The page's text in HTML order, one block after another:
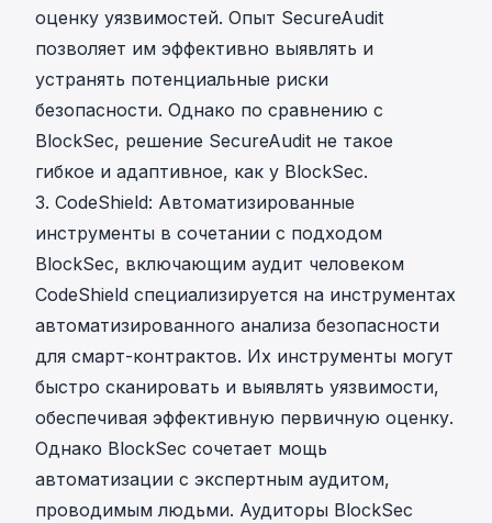
оценку уязвимостей. Опыт SecureAudit
позволяет им эффективно выявлять и
устранять потенциальные риски
безопасности. Однако по сравнению с
BlockSec, решение SecureAudit не такое
гибкое и адаптивное, как у BlockSec.
3. CodeShield: Автоматизированные
инструменты в сочетании с подходом
BlockSec, включающим аудит человеком
CodeShield специализируется на инструментах
автоматизированного анализа безопасности
для смарт-контрактов. Их инструменты могут
быстро сканировать и выявлять уязвимости,
обеспечивая эффективную первичную оценку.
Однако BlockSec сочетает мощь
автоматизации с экспертным аудитом,
проводимым людьми. Аудиторы BlockSec